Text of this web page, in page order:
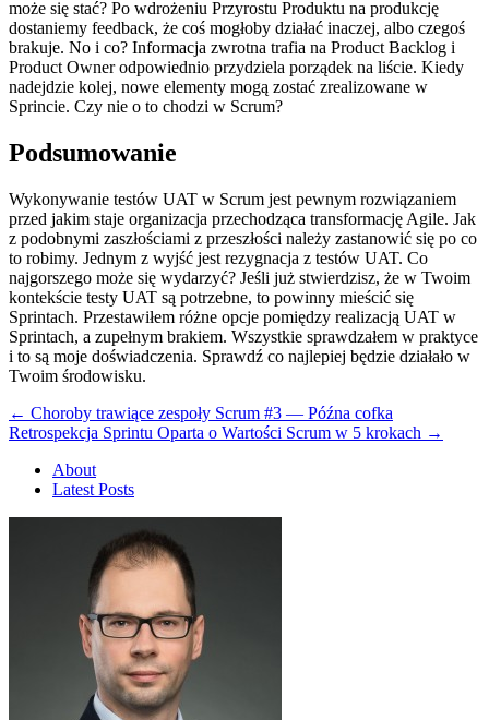
może się stać? Po wdrożeniu Przyrostu Produktu na produkcję
dostaniemy feedback, że coś mogłoby działać inaczej, albo czegoś
brakuje. No i co? Informacja zwrotna trafia na Product Backlog i
Product Owner odpowiednio przydziela porządek na liście. Kiedy
nadejdzie kolej, nowe elementy mogą zostać zrealizowane w
Sprincie. Czy nie o to chodzi w Scrum?
Podsumowanie
Wykonywanie testów UAT w Scrum jest pewnym rozwiązaniem
przed jakim staje organizacja przechodząca transformację Agile. Jak
z podobnymi zaszłościami z przeszłości należy zastanowić się po co
to robimy. Jednym z wyjść jest rezygnacja z testów UAT. Co
najgorszego może się wydarzyć? Jeśli już stwierdzisz, że w Twoim
kontekście testy UAT są potrzebne, to powinny mieścić się
Sprintach. Przestawiłem różne opcje pomiędzy realizacją UAT w
Sprintach, a zupełnym brakiem. Wszystkie sprawdzałem w praktyce
i to są moje doświadczenia. Sprawdź co najlepiej będzie działało w
Twoim środowisku.
← Choroby trawiące zespoły Scrum #3 — Późna cofka
Retrospekcja Sprintu Oparta o Wartości Scrum w 5 krokach →
About
Latest Posts